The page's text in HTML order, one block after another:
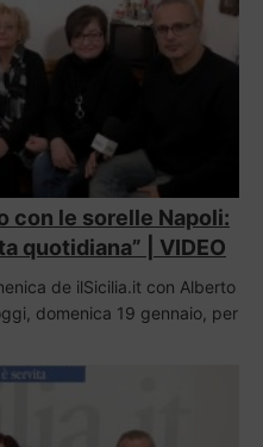
con le sorelle Napoli:
quotidiana” | VIDEO
de ilSicilia.it con Alberto
domenica 19 gennaio, per